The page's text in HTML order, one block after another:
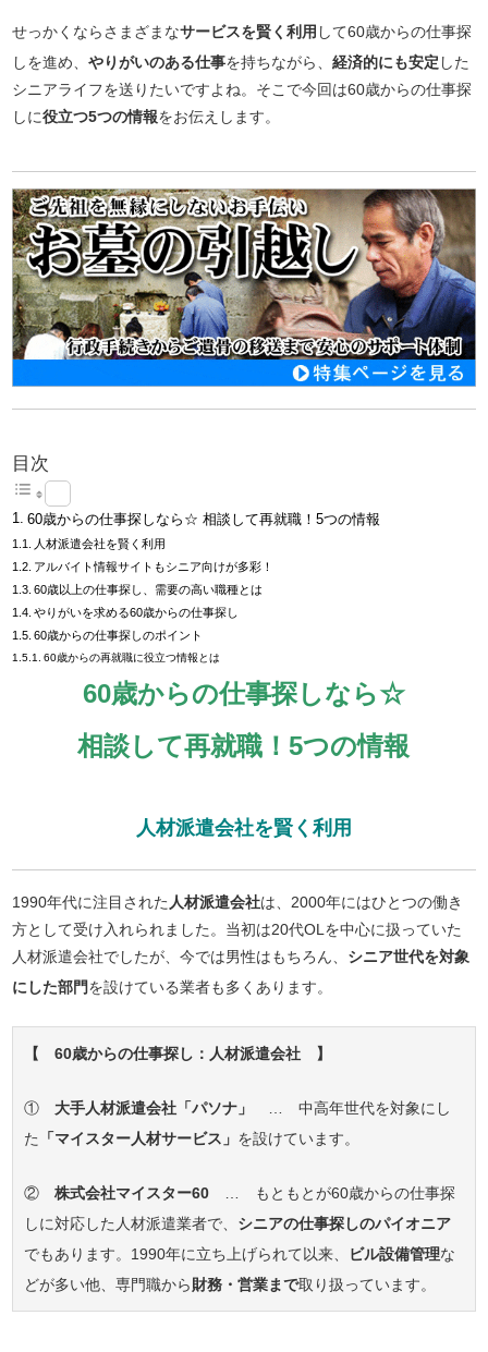
せっかくならさまざまなサービスを賢く利用 して60歳からの仕事探
しを進め、やりがいのある仕事を持ちながら、経済的にも安定 した
シニアライフを送りたいですよね。そこで今回は60歳からの仕事探
しに役立つ5つの情報をお伝えします。
目次
60歳からの仕事探しなら☆ 相談して再就職！5つの情報
人材派遣会社を賢く利用
アルバイト情報サイトもシニア向けが多彩！
60歳以上の仕事探し、需要の高い職種とは
やりがいを求める60歳からの仕事探し
60歳からの仕事探しのポイント
60歳からの再就職に役立つ情報とは
60歳からの仕事探しなら☆
相談して再就職！5つの情報
人材派遣会社を賢く利用
1990年代に注目された 人材派遣会社は、2000年にはひとつの働き
方として受け入れられました。当初は20代OLを中心に扱っていた
人材派遣会社でしたが、今では男性はもちろん、 シニア世代を対象
にした部門を設けている業者も多くあります。
【 60歳からの仕事探し：人材派遣会社 】
① 大手人材派遣会社「パソナ」
… 中高年世代を対象にし
た
「マイスター人材サービス」 を設けています。
②株式会社マイスター60 … もともとが60歳からの仕事探
しに対応した人材派遣業者で、 シニアの仕事探しのパイオニア
でもあります。1990年に立ち上げられて以来、
ビル設備管理な
どが多い他、専門職から財務・営業まで取り扱っています。